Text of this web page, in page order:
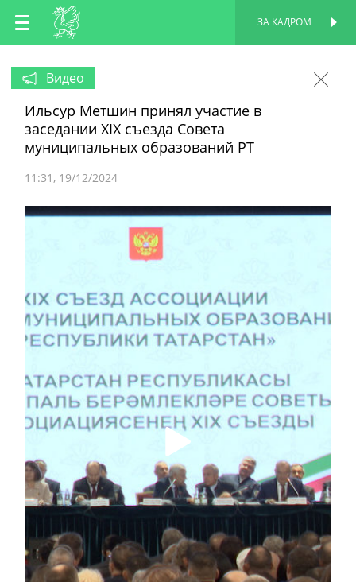
RU
EN
ЗА КАДРОМ
Видео
Ильсур Метшин принял участие в
заседании XIХ съезда Совета
муниципальных образований РТ
11:31 19/12/2024
ПЕРСОНАЛЬНАЯ